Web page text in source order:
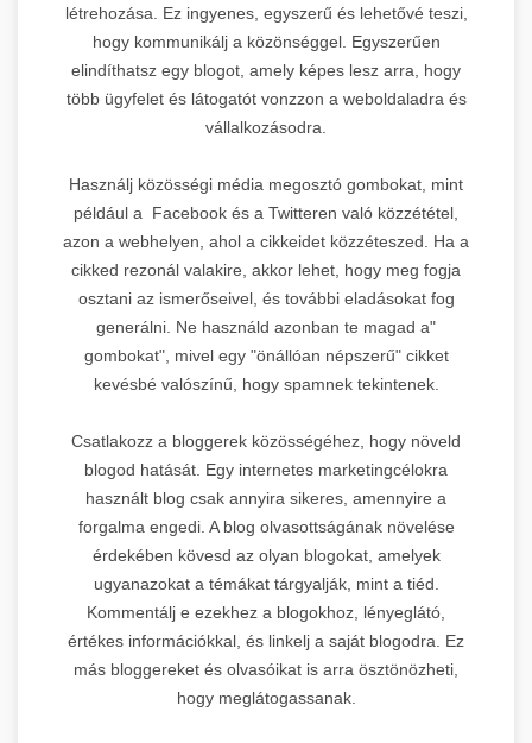
létrehozása. Ez ingyenes, egyszerű és lehetővé teszi,
hogy kommunikálj a közönséggel. Egyszerűen
elindíthatsz egy blogot, amely képes lesz arra, hogy
több ügyfelet és látogatót vonzzon a weboldaladra és
vállalkozásodra.
Használj közösségi média megosztó gombokat, mint
például a Facebook és a Twitteren való közzététel,
azon a webhelyen, ahol a cikkeidet közzéteszed. Ha a
cikked rezonál valakire, akkor lehet, hogy meg fogja
osztani az ismerőseivel, és további eladásokat fog
generálni. Ne használd azonban te magad a"
gombokat", mivel egy "önállóan népszerű" cikket
kevésbé valószínű, hogy spamnek tekintenek.
Csatlakozz a bloggerek közösségéhez, hogy növeld
blogod hatását. Egy internetes marketingcélokra
használt blog csak annyira sikeres, amennyire a
forgalma engedi. A blog olvasottságának növelése
érdekében kövesd az olyan blogokat, amelyek
ugyanazokat a témákat tárgyalják, mint a tiéd.
Kommentálj e ezekhez a blogokhoz, lényeglátó,
értékes információkkal, és linkelj a saját blogodra. Ez
más bloggereket és olvasóikat is arra ösztönözheti,
hogy meglátogassanak.